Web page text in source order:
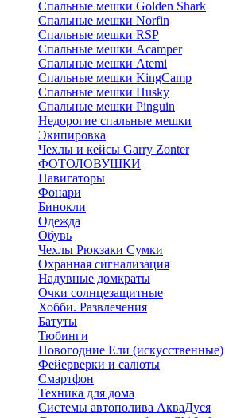
Спальные мешки Golden Shark
Спальные мешки Norfin
Спальные мешки RSP
Спальные мешки Acamper
Спальные мешки Atemi
Спальные мешки KingCamp
Спальные мешки Husky
Спальные мешки Pinguin
Недорогие спальные мешки
Экипировка
Чехлы и кейсы Garry Zonter
ФОТОЛОВУШКИ
Навигаторы
Фонари
Бинокли
Одежда
Обувь
Чехлы Рюкзаки Сумки
Охранная сигнализация
Надувные домкраты
Очки солнцезащитные
Хобби. Развлечения
Батуты
Тюбинги
Новогодние Ели (искусственные)
Фейерверки и салюты
Смартфон
Техника для дома
Системы автополива АкваДуся